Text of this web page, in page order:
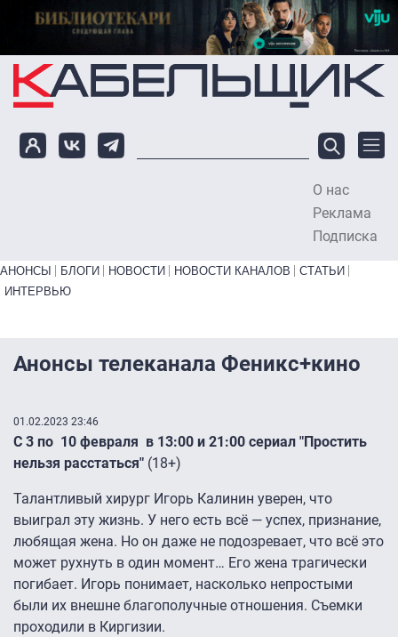
Перейти к основному содержанию
О нас
Реклама
Подписка
Primary links bottom
АНОНСЫ БЛОГИ НОВОСТИ НОВОСТИ КАНАЛОВ
СТАТЬИ
ИНТЕРВЬЮ
Анонсы телеканала Феникс+кино
01.02.2023 23:46
С 3 по 10 февраля в 13:00 и 21:00 сериал "Простить
нельзя расстаться" (18+)
Талантливый хирург Игорь Калинин уверен, что
выиграл эту жизнь. У него есть всё — успех, признание,
любящая жена. Но он даже не подозревает, что всё это
может рухнуть в один момент… Его жена трагически
погибает. Игорь понимает, насколько непростыми
были их внешне благополучные отношения. Съемки
проходили в Киргизии.